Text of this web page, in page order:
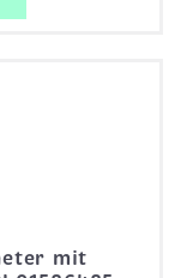
mit